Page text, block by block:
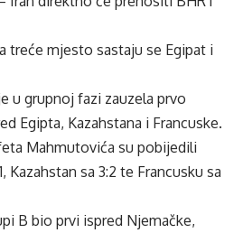
treće mjesto sastaju se Egipat i
u grupnoj fazi zauzela prvo
Egipta, Kazahstana i Francuske.
Mahmutovića su pobijedili
Kazahstan sa 3:2 te Francusku sa
B bio prvi ispred Njemačke,